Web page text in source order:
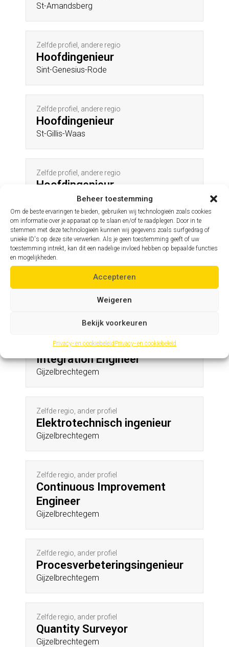
Beheer toestemming
Om de beste ervaringen te bieden, gebruiken wij technologieën zoals cookies
om informatie over je apparaat op te slaan en/of te raadplegen. Door in te
stemmen met deze technologieën kunnen wij gegevens zoals surfgedrag of
unieke ID's op deze site verwerken. Als je geen toestemming geeft of uw
toestemming intrekt, kan dit een nadelige invloed hebben op bepaalde functies
en mogelijkheden.
Accepteren
Weigeren
Bekijk voorkeuren
Privacy- en cookiebeleidPrivacy- en cookiebeleid
St-Amandsberg
Zelfde profiel, andere regio
Hoofdingenieur
Sint-Genesius-Rode
Zelfde profiel, andere regio
Hoofdingenieur
St-Gillis-Waas
Zelfde profiel, andere regio
Hoofdingenieur
Erwetegem
Zelfde profiel, andere regio
Hoofdingenieur
Kanegem
Andere profielen in deze regio
Zelfde regio, ander profiel
Integration Engineer
Gijzelbrechtegem
Zelfde regio, ander profiel
Elektrotechnisch ingenieur
Gijzelbrechtegem
Zelfde regio, ander profiel
Continuous Improvement
Engineer
Gijzelbrechtegem
Zelfde regio, ander profiel
Procesverbeteringsingenieur
Gijzelbrechtegem
Zelfde regio, ander profiel
Quantity Surveyor
Gijzelbrechtegem